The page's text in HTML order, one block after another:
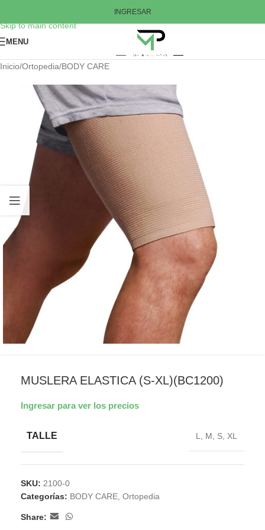
Skip to main content
INGRESAR
MENU
Inicio/Ortopedia/BODY CARE
MUSLERA ELASTICA (S-XL)(BC1200)
Ingresar para ver los precios
TALLE L M S XL
SKU: 2100-0
Categorías: BODY CARE Ortopedia
Share: